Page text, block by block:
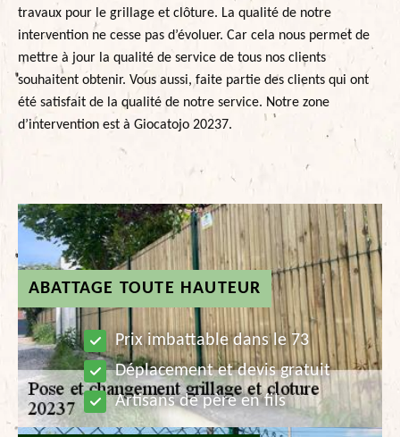
ABATTAGE TOUTE HAUTEUR
Prix imbattable dans le 73
Déplacement et devis gratuit
Artisans de père en fils
travaux pour le grillage et clôture. La qualité de notre
intervention ne cesse pas d’évoluer. Car cela nous permet de
mettre à jour la qualité de service de tous nos clients
souhaitent obtenir. Vous aussi, faite partie des clients qui ont
été satisfait de la qualité de notre service. Notre zone
d’intervention est à Giocatojo 20237.